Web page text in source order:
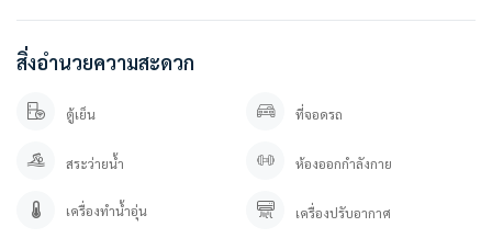
Line OA. : https://lin.ee/YfpvBtC (@besthome)
WWW.BESTHOMECONDO.COM
ลุมพินี วิลล์ อ่อนนุช 46
https://goo.gl/maps/w2gnPL8QczoPHxYPA
สิ่งอำนวยความสะดวก
ตู้เย็น ที่จอดรถ
สระว่ายน้ำ ห้องออกกำลังกาย
เครื่องทำน้ำอุ่น เครื่องปรับอากาศ